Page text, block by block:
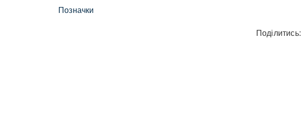
Позначки
Поділитись: